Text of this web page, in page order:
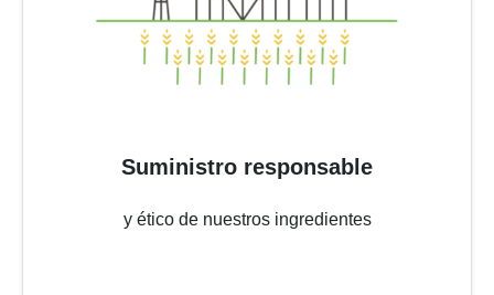
Suministro responsable
y ético de nuestros ingredientes